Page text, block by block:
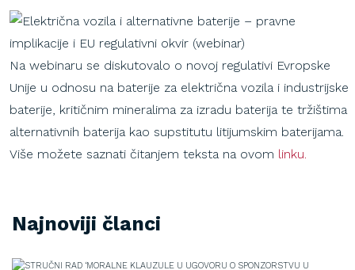
Na webinaru se diskutovalo o novoj regulativi Evropske
Unije u odnosu na baterije za električna vozila i industrijske
baterije, kritičnim mineralima za izradu baterija te tržištima
alternativnih baterija kao supstitutu litijumskim baterijama.
Više možete saznati čitanjem teksta na ovom linku.
Najnoviji članci